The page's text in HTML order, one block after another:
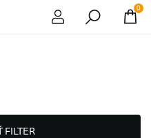
0
FILTER